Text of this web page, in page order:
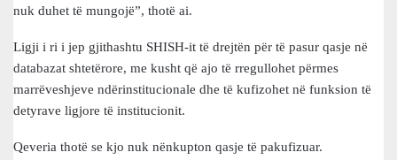
nuk duhet të mungojë”, thotë ai.
Ligji i ri i jep gjithashtu SHISH-it të drejtën për të pasur qasje në
databazat shtetërore, me kusht që ajo të rregullohet përmes
marrëveshjeve ndërinstitucionale dhe të kufizohet në funksion të
detyrave ligjore të institucionit.
Qeveria thotë se kjo nuk nënkupton qasje të pakufizuar.